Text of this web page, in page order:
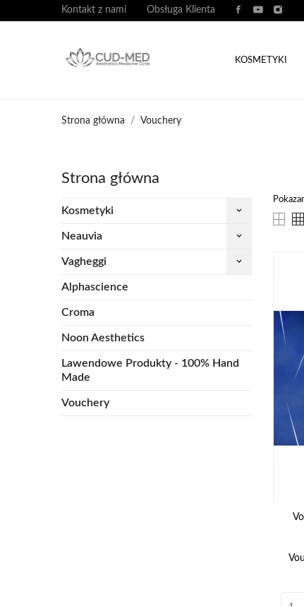
Kontakt z nami Obsługa Klienta
KOSMETYKI
Strona główna Vouchery
Strona główna
Kosmetyki keyboard_arrow_down
Neauvia keyboard_arrow_down
Vagheggi keyboard_arrow_down
Alphascience
Croma
Noon Aesthetics
Lawendowe Produkty - 100% Hand
Made
Vouchery